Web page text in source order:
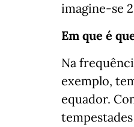
imagine-se
Em que é
Na
exemplo,
equador.